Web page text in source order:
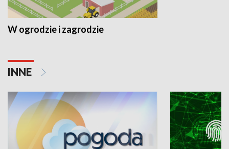
W ogrodzie i zagrodzie
INNE